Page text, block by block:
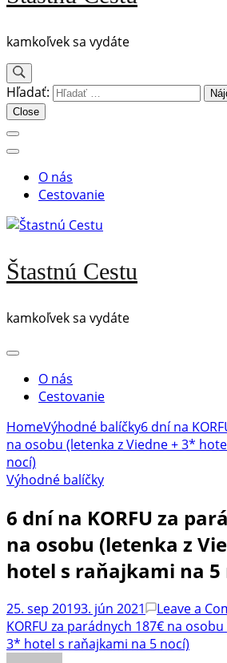
kamkoľvek sa vydáte
Hľadať:
Close
O nás
Cestovanie
Štastnú Cestu
kamkoľvek sa vydáte
O nás
Cestovanie
HomeVýhodné balíčky6 dní na
na osobu (letenka z Viedne + 3*
nocí)
Výhodné balíčky
6 dní na KORFU za
na osobu (letenka z
hotel s raňajkami na 5
25. sep 20193. jún 2021 Leave a
KORFU za parádnych 187€ na
3* hotel s raňajkami na 5 nocí)